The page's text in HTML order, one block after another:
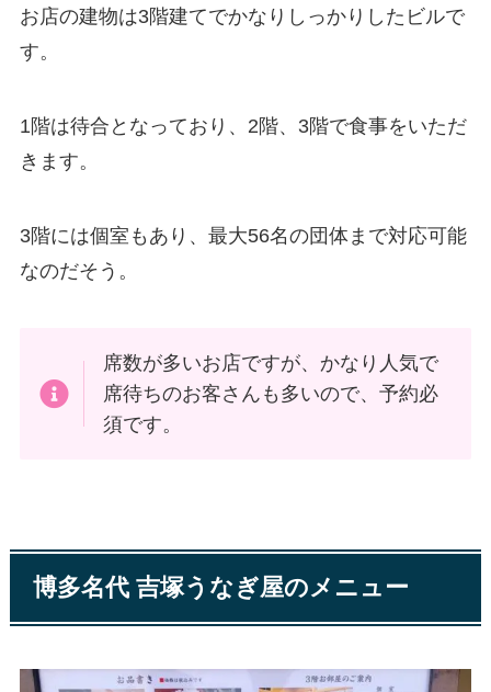
お店の建物は3階建てでかなりしっかりしたビルで
す。
1階は待合となっており、2階、3階で食事をいただ
きます。
3階には個室もあり、最大56名の団体まで対応可能
なのだそう。
席数が多いお店ですが、かなり人気で
席待ちのお客さんも多いので、予約必
須です。
博多名代 吉塚うなぎ屋のメニュー